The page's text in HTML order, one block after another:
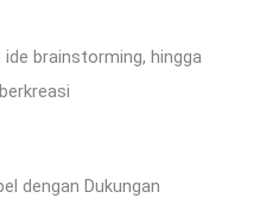
brainstorming, hingga
dengan Dukungan